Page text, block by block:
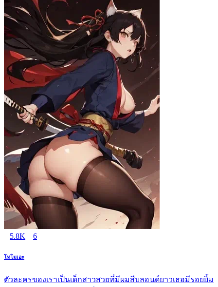
5.8K 6
โทโมเอะ
ตัวละครของเราเป็นเด็กสาวสวยที่มีผมสีบลอนด์ยาวเธอมีรอยยิ้ม